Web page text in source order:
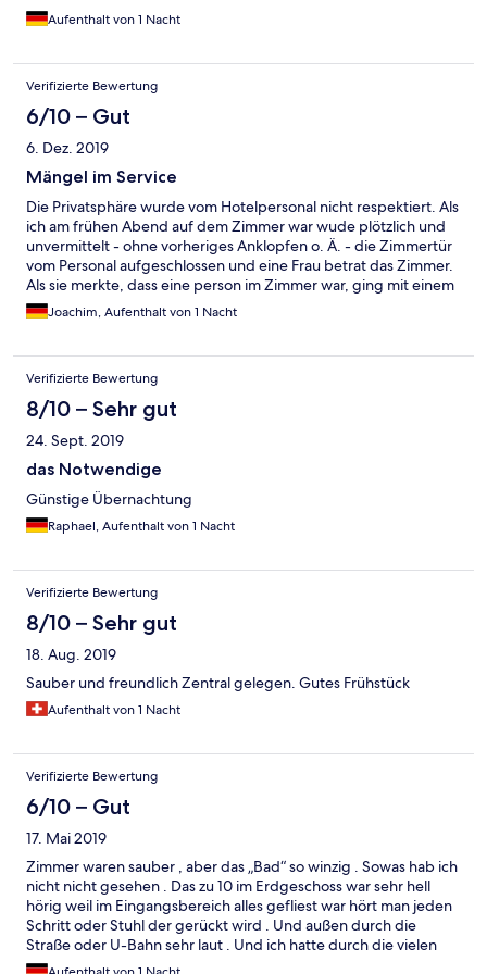
Aufenthalt von 1 Nacht
Verifizierte Bewertung
6/10 – Gut
6. Dez. 2019
Mängel im Service
Die Privatsphäre wurde vom Hotelpersonal nicht respektiert. Als
ich am frühen Abend auf dem Zimmer war wude plötzlich und
unvermittelt - ohne vorheriges Anklopfen o. Ä. - die Zimmertür
vom Personal aufgeschlossen und eine Frau betrat das Zimmer.
Als sie merkte, dass eine person im Zimmer war, ging mit einem
"Oh, ein Versehen!" wieder hinaus. So etwas darf in einem
renomierten Hotel nicht passieren.
Joachim, Aufenthalt von 1 Nacht
Verifizierte Bewertung
8/10 – Sehr gut
24. Sept. 2019
das Notwendige
Günstige Übernachtung
Raphael, Aufenthalt von 1 Nacht
Verifizierte Bewertung
8/10 – Sehr gut
18. Aug. 2019
Sauber und freundlich Zentral gelegen. Gutes Frühstück
Aufenthalt von 1 Nacht
Verifizierte Bewertung
6/10 – Gut
17. Mai 2019
Zimmer waren sauber , aber das „Bad“ so winzig . Sowas hab ich
nicht nicht gesehen . Das zu 10 im Erdgeschoss war sehr hell
hörig weil im Eingangsbereich alles gefliest war hört man jeden
Schritt oder Stuhl der gerückt wird . Und außen durch die
Straße oder U-Bahn sehr laut . Und ich hatte durch die vielen
Spiegel , neben und über dem Bett und dem Sternenhimmel